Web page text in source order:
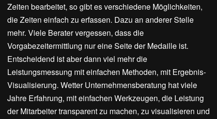
Zeiten bearbeitet, so gibt es verschiedene Möglichkeiten,
die Zeiten einfach zu erfassen. Dazu an anderer Stelle
mehr. Viele Berater vergessen, dass die
Vorgabezeitermittlung nur eine Seite der Medaille ist.
Entscheidend ist aber dann viel mehr die
Leistungsmessung mit einfachen Methoden, mit Ergebnis-
Visualisierung. Wetter Unternehmensberatung hat viele
Jahre Erfahrung, mit einfachen Werkzeugen, die Leistung
der Mitarbeiter transparent zu machen, zu visualisieren und